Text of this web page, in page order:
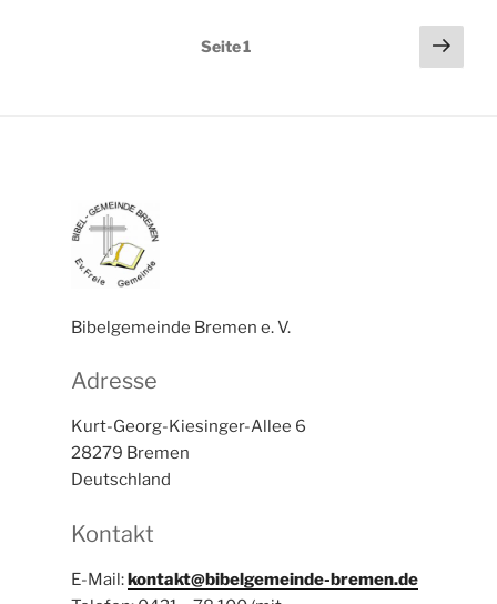
SEITENNUMMERIERUNG
Seite1
Bibelgemeinde Bremen e. V.
Adresse
Kurt-Georg-Kiesinger-Allee 6
28279 Bremen
Deutschland
Kontakt
E-Mail:kontakt@bibelgemeinde-bremen.de